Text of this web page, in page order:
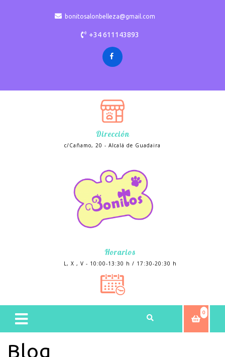
bonitosalonbelleza@gmail.com
+34 611143893
Dirección
c/Cañamo, 20 - Alcalá de Guadaira
Horarios
L, X , V - 10:00-13:30 h / 17:30-20:30 h
0
Blog